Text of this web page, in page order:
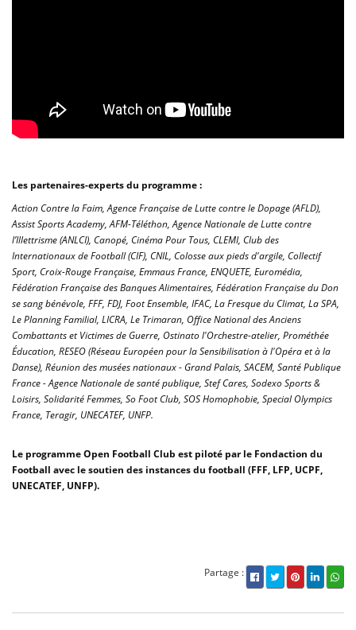
Les partenaires-experts du programme :
Action Contre la Faim, Agence Française de Lutte contre le Dopage (AFLD),
Assist Sports Academy, AFM-Téléthon, Agence Nationale de Lutte contre
l’Illettrisme (ANLCI), Canopé, Cinéma Pour Tous, CLEMI, Club des
Internationaux de Football (CIF), CNIL, Colosse aux pieds d'argile, Collectif
Sport, Croix-Rouge Française, Emmaus France, ENQUETE, Euromédia,
Fédération Française des Banques Alimentaires, Fédération Française du Don
se sang bénévole, FFF, FDJ, Foot Ensemble, IFAC, La Fresque du Climat, La SPA,
Le Planning Familial, LICRA, Le Trimaran, Office National des Anciens
Combattants et Victimes de Guerre, Ostinato l'Orchestre-atelier, Prométhée
Éducation, RESEO (Réseau Européen pour la Sensibilisation à l'Opéra et à la
Danse), Réunion des musées nationaux - Grand Palais, SACEM, Santé Publique
France - Agence Nationale de santé publique, Stef Cares, Sodexo Sports &
Loisirs, Solidarité Femmes, So Foot Club, SOS Homophobie, Special Olympics
France, Teragir, UNECATEF, UNFP.
Le programme Open Football Club est piloté par le Fondaction du
Football avec le soutien des instances du football (FFF, LFP, UCPF,
UNECATEF, UNFP).
Partage :